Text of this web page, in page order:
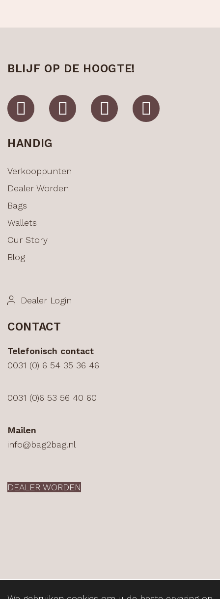
BLIJF OP DE HOOGTE!
HANDIG
Verkooppunten
Dealer Worden
Bags
Wallets
Our Story
Blog
Dealer Login
CONTACT
Telefonisch contact
0031 (0) 6 54 35 36 46
0031 (0)6 53 56 40 60
Mailen
info@bag2bag.nl
DEALER WORDEN